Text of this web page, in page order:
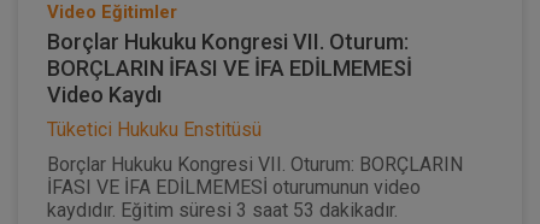
Video Eğitimler
Borçlar Hukuku Kongresi VII. Oturum:
BORÇLARIN İFASI VE İFA EDİLMEMESİ
Video Kaydı
Tüketici Hukuku Enstitüsü
Borçlar Hukuku Kongresi VII. Oturum: BORÇLARIN
İFASI VE İFA EDİLMEMESİ oturumunun video
kaydıdır. Eğitim süresi 3 saat 53 dakikadır.